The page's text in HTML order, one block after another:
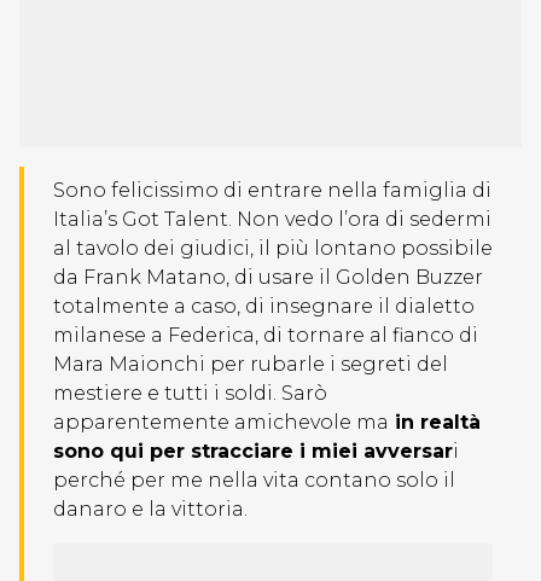
Sono felicissimo di entrare nella famiglia di
Italia’s Got Talent. Non vedo l’ora di sedermi
al tavolo dei giudici, il più lontano possibile
da Frank Matano, di usare il Golden Buzzer
totalmente a caso, di insegnare il dialetto
milanese a Federica, di tornare al fianco di
Mara Maionchi per rubarle i segreti del
mestiere e tutti i soldi. Sarò
apparentemente amichevole ma in realtà
sono qui per stracciare i miei avversari
perché per me nella vita contano solo il
danaro e la vittoria.